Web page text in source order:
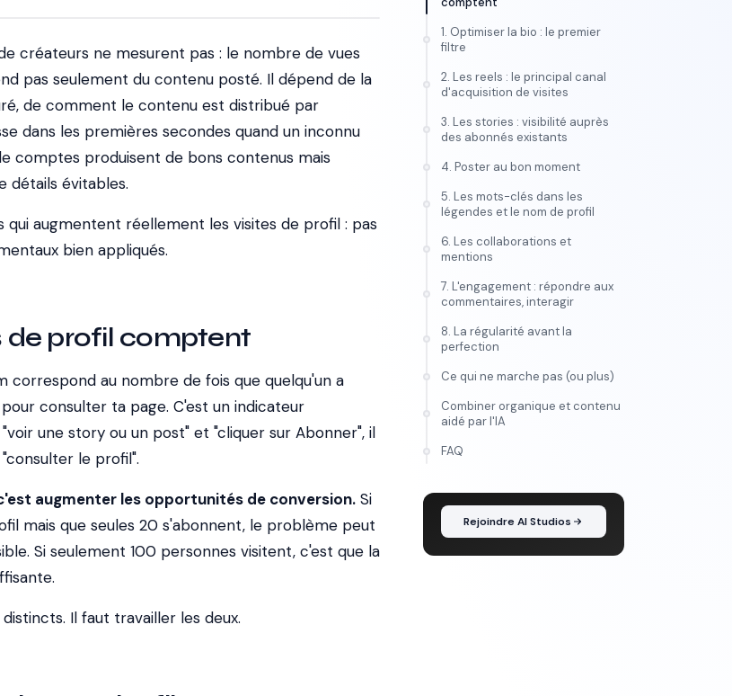
créateurs ne mesurent pas : le nombre de vues
pas seulement du contenu posté. Il dépend de la
de comment le contenu est distribué par
dans les premières secondes quand un inconnu
comptes produisent de bons contenus mais
détails évitables.
qui augmentent réellement les visites de profil : pas
bien appliqués.
de profil comptent
correspond au nombre de fois que quelqu'un a
consulter ta page. C'est un indicateur
une story ou un post" et "cliquer sur Abonner", il
le profil".
augmenter les opportunités de conversion. Si
mais que seules 20 s'abonnent, le problème peut
Si seulement 100 personnes visitent, c'est que la
Il faut travailler les deux.
1. Optimiser la bio : le premier
filtre
2. Les reels : le principal canal
d'acquisition de visites
3. Les stories : visibilité auprès
des abonnés existants
4. Poster au bon moment
5. Les mots-clés dans les
légendes et le nom de profil
6. Les collaborations et
mentions
7. L'engagement : répondre aux
commentaires, interagir
8. La régularité avant la
perfection
Ce qui ne marche pas (ou plus)
Combiner organique et contenu
aidé par l'IA
FAQ
Rejoindre AI Studios